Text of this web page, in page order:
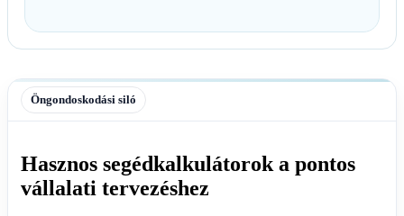
Öngondoskodási siló
Hasznos segédkalkulátorok a pontos
vállalati tervezéshez